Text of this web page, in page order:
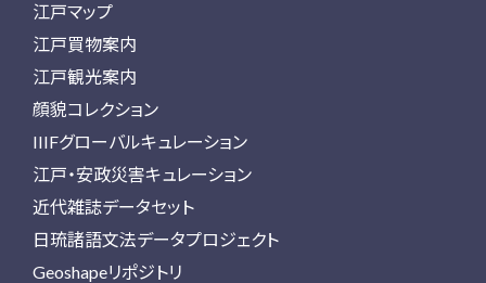
江戸マップ
江戸買物案内
江戸観光案内
顔貌コレクション
IIIFグローバルキュレーション
江戸・安政災害キュレーション
近代雑誌データセット
日琉諸語文法データプロジェクト
Geoshapeリポジトリ